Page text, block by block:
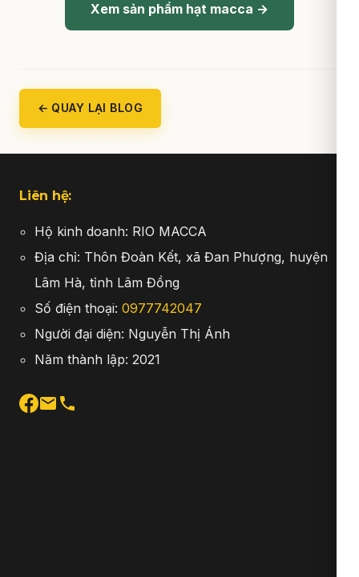
Xem sản phẩm hạt macca →
← QUAY LẠI BLOG
Liên hệ:
Hộ kinh doanh: RIO MACCA
Địa chỉ: Thôn Đoàn Kết, xã Đan Phượng, huyện
Lâm Hà, tỉnh Lâm Đồng
Số điện thoại:0977742047
Người đại diện: Nguyễn Thị Ánh
Năm thành lập: 2021